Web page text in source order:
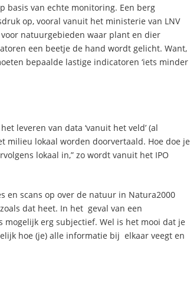
basis van echte monitoring. Een berg
op, vooral vanuit het ministerie van LNV
voor natuurgebieden waar plant en dier
een beetje de hand wordt gelicht. Want,
bepaalde lastige indicatoren ‘iets minder
leveren van data ‘vanuit het veld’ (al
milieu lokaal worden doorvertaald. Hoe doe je
lokaal in,” zo wordt vanuit het IPO
en scans op over de natuur in Natura2000
dat heet. In het geval van een
mogelijk erg subjectief. Wel is het mooi dat je
hoe (je) alle informatie bij elkaar veegt en